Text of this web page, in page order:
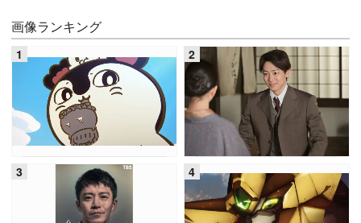
画像ランキング